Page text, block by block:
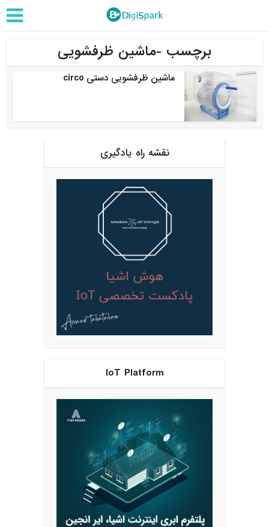
برچسب -ماشین ظرفشویی
ماشین ظرفشویی دستی circo
نقشه راه یادگیری
IoT Platform